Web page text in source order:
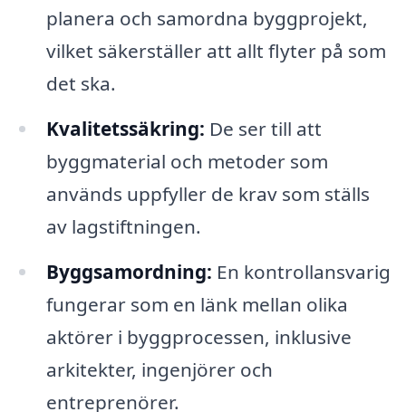
planera och samordna byggprojekt,
vilket säkerställer att allt flyter på som
det ska.
Kvalitetssäkring: De ser till att
byggmaterial och metoder som
används uppfyller de krav som ställs
av lagstiftningen.
Byggsamordning: En kontrollansvarig
fungerar som en länk mellan olika
aktörer i byggprocessen, inklusive
arkitekter, ingenjörer och
entreprenörer.